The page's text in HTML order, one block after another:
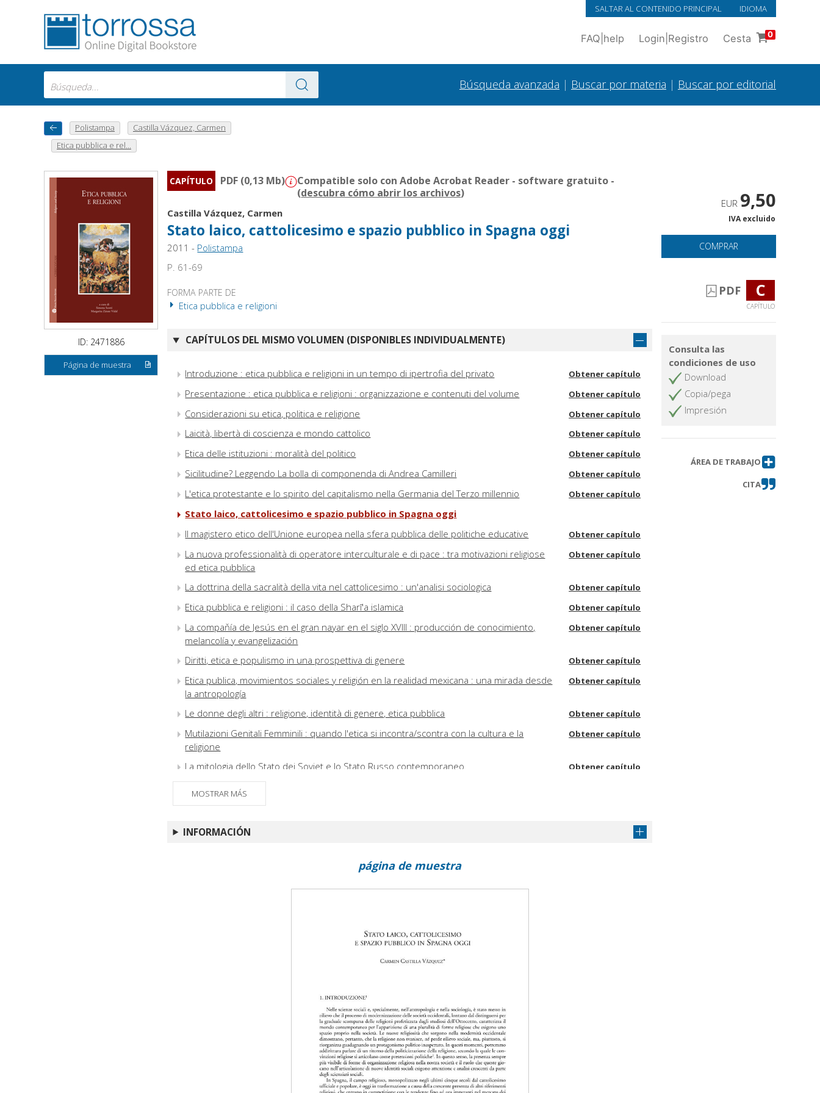
SALTAR AL CONTENIDO PRINCIPAL IDIOMA
FAQ help Login Registro Cesta 0
Búsqueda avanzada | Buscar por materia | Buscar por editorial
Polistampa
Castilla Vázquez, Carmen
Etica pubblica e rel...
ID: 2471886
Página de muestra
CAPÍTULO PDF (0,13 Mb)
Compatible solo con Adobe Acrobat Reader - software gratuito -
(descubra cómo abrir los archivos)
Castilla Vázquez, Carmen
Stato laico, cattolicesimo e spazio pubblico in Spagna oggi
2011 - Polistampa
P. 61-69
FORMA PARTE DE
Etica pubblica e religioni
CAPÍTULOS DEL MISMO VOLUMEN (DISPONIBLES INDIVIDUALMENTE)
Introduzione : etica pubblica e religioni in un tempo di ipertrofia del privato Obtener capítulo
Presentazione : etica pubblica e religioni : organizzazione e contenuti del volume Obtener capítulo
Considerazioni su etica, politica e religione Obtener capítulo
Laicità, libertà di coscienza e mondo cattolico Obtener capítulo
Etica delle istituzioni : moralità del politico Obtener capítulo
Sicilitudine? Leggendo La bolla di componenda di Andrea Camilleri Obtener capítulo
L'etica protestante e lo spirito del capitalismo nella Germania del Terzo millennio Obtener capítulo
Stato laico, cattolicesimo e spazio pubblico in Spagna oggi
Il magistero etico dell'Unione europea nella sfera pubblica delle politiche educative
Obtener capítulo
La nuova professionalità di operatore interculturale e di pace : tra motivazioni religiose
ed etica pubblica
Obtener capítulo
La dottrina della sacralità della vita nel cattolicesimo : un'analisi sociologica Obtener capítulo
Etica pubblica e religioni : il caso della Sharī'a islamica Obtener capítulo
La compaňía de Jesús en el gran nayar en el siglo XVIII : producción de conocimiento,
melancolía y evangelización
Obtener capítulo
Diritti, etica e populismo in una prospettiva di genere Obtener capítulo
Etica publica, movimientos sociales y religión en la realidad mexicana : una mirada desde
la antropología
Obtener capítulo
Le donne degli altri : religione, identità di genere, etica pubblica Obtener capítulo
Mutilazioni Genitali Femminili : quando l'etica si incontra/scontra con la cultura e la
religione
Obtener capítulo
La mitologia dello Stato dei Soviet e lo Stato Russo contemporaneo Obtener capítulo
La grande vittoria del 1945 come rito fondante della Patria
El Estado y la inquietud de sí en la ética pública
Simulacros étnicos : etnicidad y desigualdad entre los mayas de Yucatán Obtener capítulo
MOSTRAR MÁS
INFORMACIÓN
EUR 9,50
IVA excluido
COMPRAR
PDF C
CAPÍTULO
Consulta las
condiciones de uso
Download
Copia/pega
Impresión
ÁREA DE TRABAJO
CITA
página de muestra